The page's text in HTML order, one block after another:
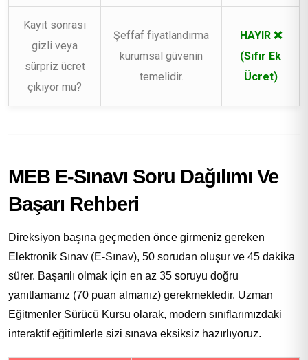
Kayıt sonrası
gizli veya
sürpriz ücret
çıkıyor mu?
Şeffaf fiyatlandırma
kurumsal güvenin
temelidir.
HAYIR ❌
(Sıfır Ek
Ücret)
MEB E-Sınavı Soru Dağılımı Ve
Başarı Rehberi
Direksiyon başına geçmeden önce girmeniz gereken
Elektronik Sınav (E-Sınav), 50 sorudan oluşur ve 45 dakika
sürer. Başarılı olmak için en az 35 soruyu doğru
yanıtlamanız (70 puan almanız) gerekmektedir. Uzman
Eğitmenler Sürücü Kursu olarak, modern sınıflarımızdaki
interaktif eğitimlerle sizi sınava eksiksiz hazırlıyoruz.